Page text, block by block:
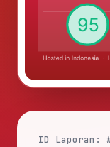
ID Laporan: